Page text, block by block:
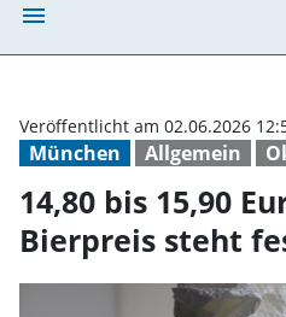
menu
München Allgemein
Veröffentlicht am 02.06.2026
14,80 bis 15,90
Bierpreis steht